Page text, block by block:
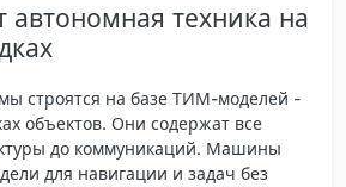
автономная техника на
строятся на базе ТИМ-моделей -
объектов. Они содержат все
до коммуникаций. Машины
для навигации и задач без